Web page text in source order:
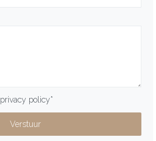
privacy policy*